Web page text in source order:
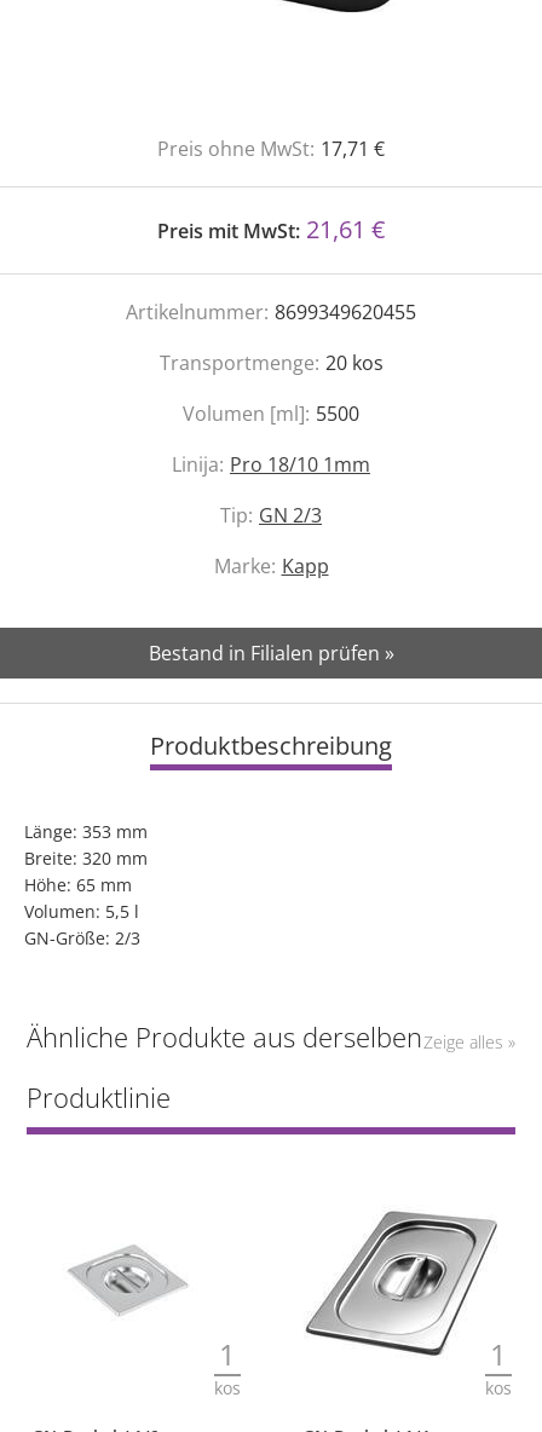
Preis ohne MwSt: 17,71 €
Preis mit MwSt: 21,61 €
Artikelnummer: 8699349620455
Transportmenge: 20 kos
Volumen [ml]: 5500
Linija: Pro 18/10 1mm
Tip: GN 2/3
Marke: Kapp
Bestand in Filialen prüfen »
Produktbeschreibung
Länge: 353 mm
Breite: 320 mm
Höhe: 65 mm
Volumen: 5,5 l
GN-Größe: 2/3
Ähnliche Produkte aus derselben
Produktlinie
Zeige alles »
1
kos
1
kos